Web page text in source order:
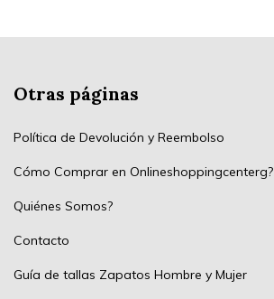
Otras páginas
Política de Devolución y Reembolso
Cómo Comprar en Onlineshoppingcenterg?
Quiénes Somos?
Contacto
Guía de tallas Zapatos Hombre y Mujer